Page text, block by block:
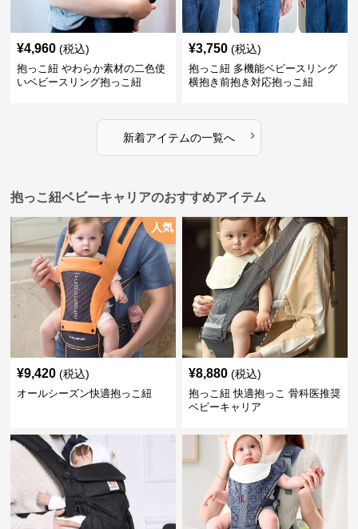
¥4,960 (税込)
抱っこ紐 やわらか素材の二色使
いベビースリング抱っこ紐
¥3,750 (税込)
抱っこ紐 多機能ベビースリング
横抱き前抱き対応抱っこ紐
新着アイテムの一覧へ ›
抱っこ紐ベビーキャリアのおすすめアイテム
人気
¥9,420 (税込)
オールシーズン快適抱っこ紐
¥8,880 (税込)
抱っこ紐 快適抱っこ 骨科医推奨
ベビーキャリア